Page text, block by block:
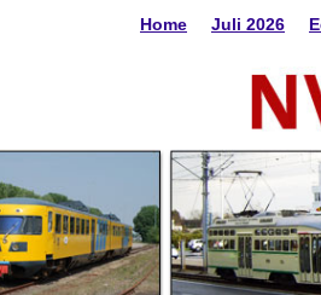
Home Juli 2026